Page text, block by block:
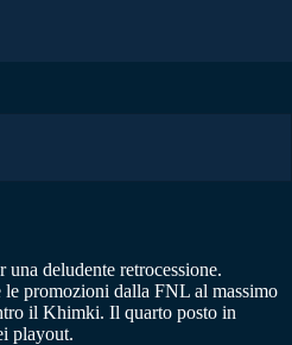
deludente retrocessione.
le promozioni dalla FNL al massimo
il Khimki. Il quarto posto in
playout.